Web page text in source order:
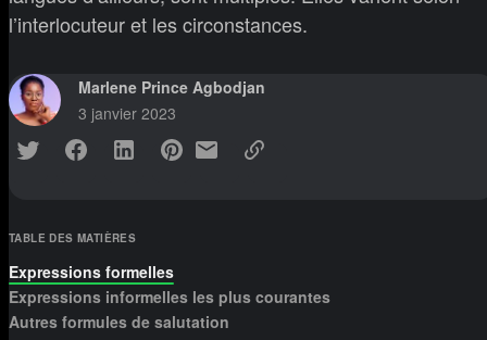
l’interlocuteur et les circonstances.
Marlene Prince Agbodjan
3 janvier 2023
TABLE DES MATIÈRES
Expressions formelles
Expressions informelles les plus courantes
Autres formules de salutation